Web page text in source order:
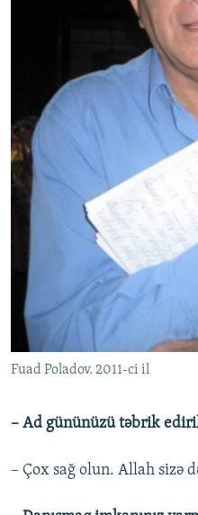
Fuad Poladov. 2011-ci il
– Ad gününüzü təbrik
– Çox sağ olun. Allah sizə